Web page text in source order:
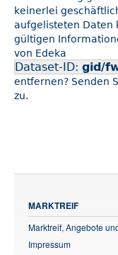
keinerlei
aufgelisteten Daten
gültigen
von Edeka
Dataset-ID: gid/
entfernen? Senden
zu.
MARKTREIF
Marktreif, Angebote
Impressum